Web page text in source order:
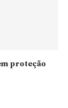
proteção